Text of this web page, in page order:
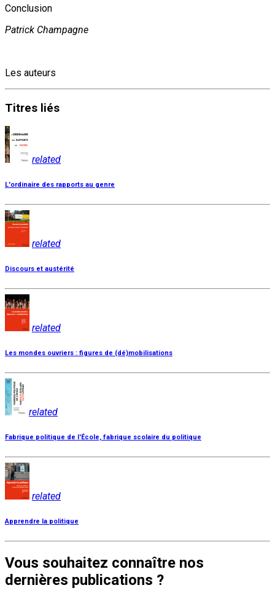
Conclusion
Patrick Champagne
Les auteurs
Titres liés
related
L'ordinaire des rapports au genre
related
Discours et austérité
related
Les mondes ouvriers : figures de (dé)mobilisations
related
Fabrique politique de l'École, fabrique scolaire du politique
related
Apprendre la politique
Vous souhaitez connaître nos
dernières publications ?